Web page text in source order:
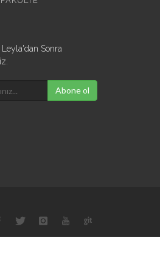
Leyla'dan Sonra
Abone ol